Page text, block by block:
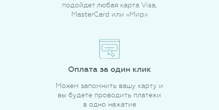
подойдет любая карта Visa,
MasterCard или «Мир»
Оплата за один клик
Можем запомнить вашу карту и
вы будете проводить платежи
в одно нажатие